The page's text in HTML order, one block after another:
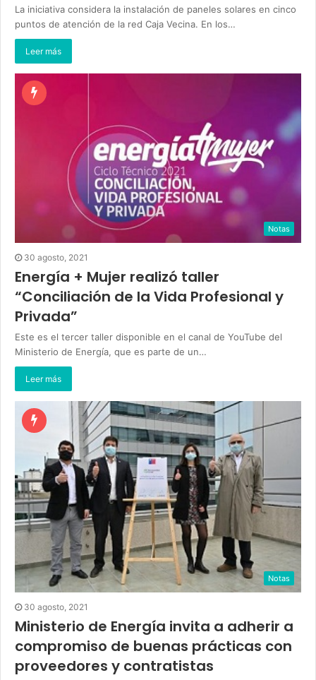
La iniciativa considera la instalación de paneles solares en cinco
puntos de atención de la red Caja Vecina. En los…
Leer más
Notas
30 agosto, 2021
Energía + Mujer realizó taller
“Conciliación de la Vida Profesional y
Privada”
Este es el tercer taller disponible en el canal de YouTube del
Ministerio de Energía, que es parte de un…
Leer más
Notas
30 agosto, 2021
Ministerio de Energía invita a adherir a
compromiso de buenas prácticas con
proveedores y contratistas